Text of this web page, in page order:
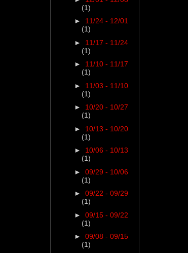
(1)
► 11/24 - 12/01
(1)
► 11/17 - 11/24
(1)
► 11/10 - 11/17
(1)
► 11/03 - 11/10
(1)
► 10/20 - 10/27
(1)
► 10/13 - 10/20
(1)
► 10/06 - 10/13
(1)
► 09/29 - 10/06
(1)
► 09/22 - 09/29
(1)
► 09/15 - 09/22
(1)
► 09/08 - 09/15
(1)